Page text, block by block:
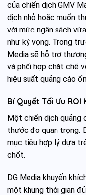
của chiến dịch GMV
dịch nhỏ hoặc muốn
với mức ngân sách
như kỳ vọng. Trong
Media sẽ hỗ trợ
và phối hợp chặt chẽ
hiệu suất quảng cáo
Bí Quyết Tối Ưu ROI
Một chiến dịch quảng
thước đo quan trọng.
mục tiêu hợp lý dựa
chốt.
DG Media khuyến
một khung thời gian